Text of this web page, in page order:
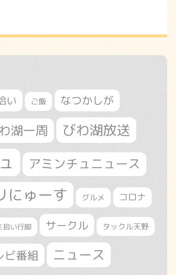
い ご飯 なつかしが
湖一周 びわ湖放送
アミンチュニュース
にゅーす グルメ コロナ
拾い行脚 サークル タックル天野
ビ番組 ニュース